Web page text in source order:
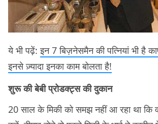
ये भी पढ़ें:इन 7 बिज़नेसमैन की पत्नियां भी है
इनसे ज़्यादा इनका काम बोलता है!
शुरू की बेबी प्रोडक्ट्स की दुकान
20 साल के मिकी को समझ नहीं आ रहा था